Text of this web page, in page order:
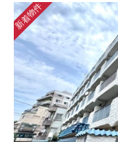
新着物件